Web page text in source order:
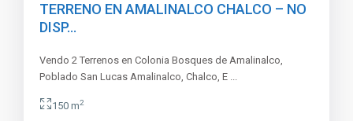
TERRENO EN AMALINALCO CHALCO – NO
DISP...
Vendo 2 Terrenos en Colonia Bosques de Amalinalco,
Poblado San Lucas Amalinalco, Chalco, E ...
150 m2